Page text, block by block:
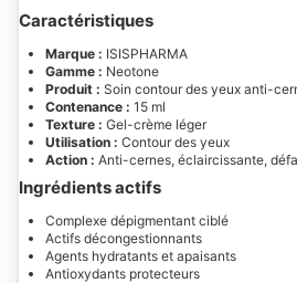
Caractéristiques
Marque : ISISPHARMA
Gamme : Neotone
Produit : Soin contour des yeux anti-
Contenance : 15 ml
Texture : Gel-crème léger
Utilisation : Contour des yeux
Action : Anti-cernes, éclaircissante,
Ingrédients actifs
Complexe dépigmentant ciblé
Actifs décongestionnants
Agents hydratants et apaisants
Antioxydants protecteurs